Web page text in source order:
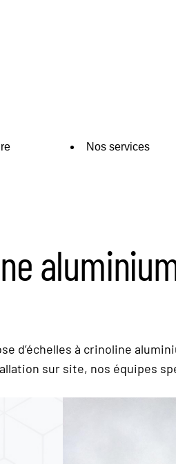
Nos services
d’échelles à crinoline
sur site, nos équipes